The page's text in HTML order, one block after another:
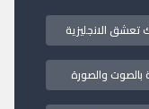
تعشق الانجليزية
بالصوت والصورة